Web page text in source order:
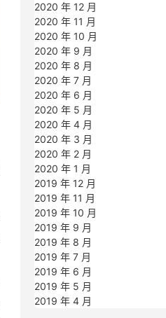
2020 年 12 月
2020 年 11 月
2020 年 10 月
2020 年 9 月
2020 年 8 月
2020 年 7 月
2020 年 6 月
2020 年 5 月
2020 年 4 月
2020 年 3 月
2020 年 2 月
2020 年 1 月
2019 年 12 月
2019 年 11 月
2019 年 10 月
2019 年 9 月
2019 年 8 月
2019 年 7 月
2019 年 6 月
2019 年 5 月
2019 年 4 月